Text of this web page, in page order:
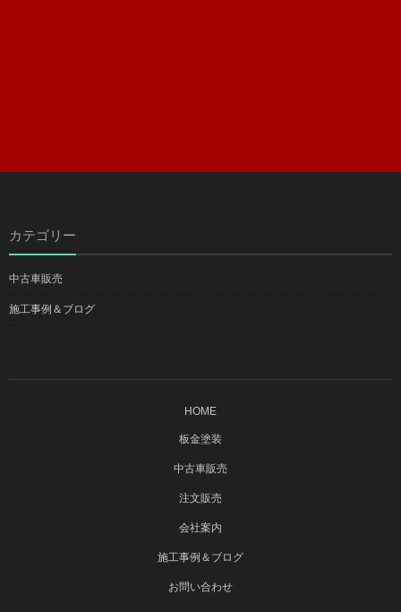
カテゴリー
中古車販売
施工事例＆ブログ
HOME
板金塗装
中古車販売
注文販売
会社案内
施工事例＆ブログ
お問い合わせ